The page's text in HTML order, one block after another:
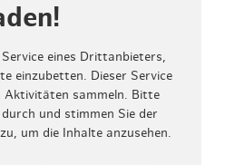
eines Drittanbieters,
einzubetten. Dieser Service
Aktivitäten sammeln. Bitte
durch und stimmen Sie der
um die Inhalte anzusehen.